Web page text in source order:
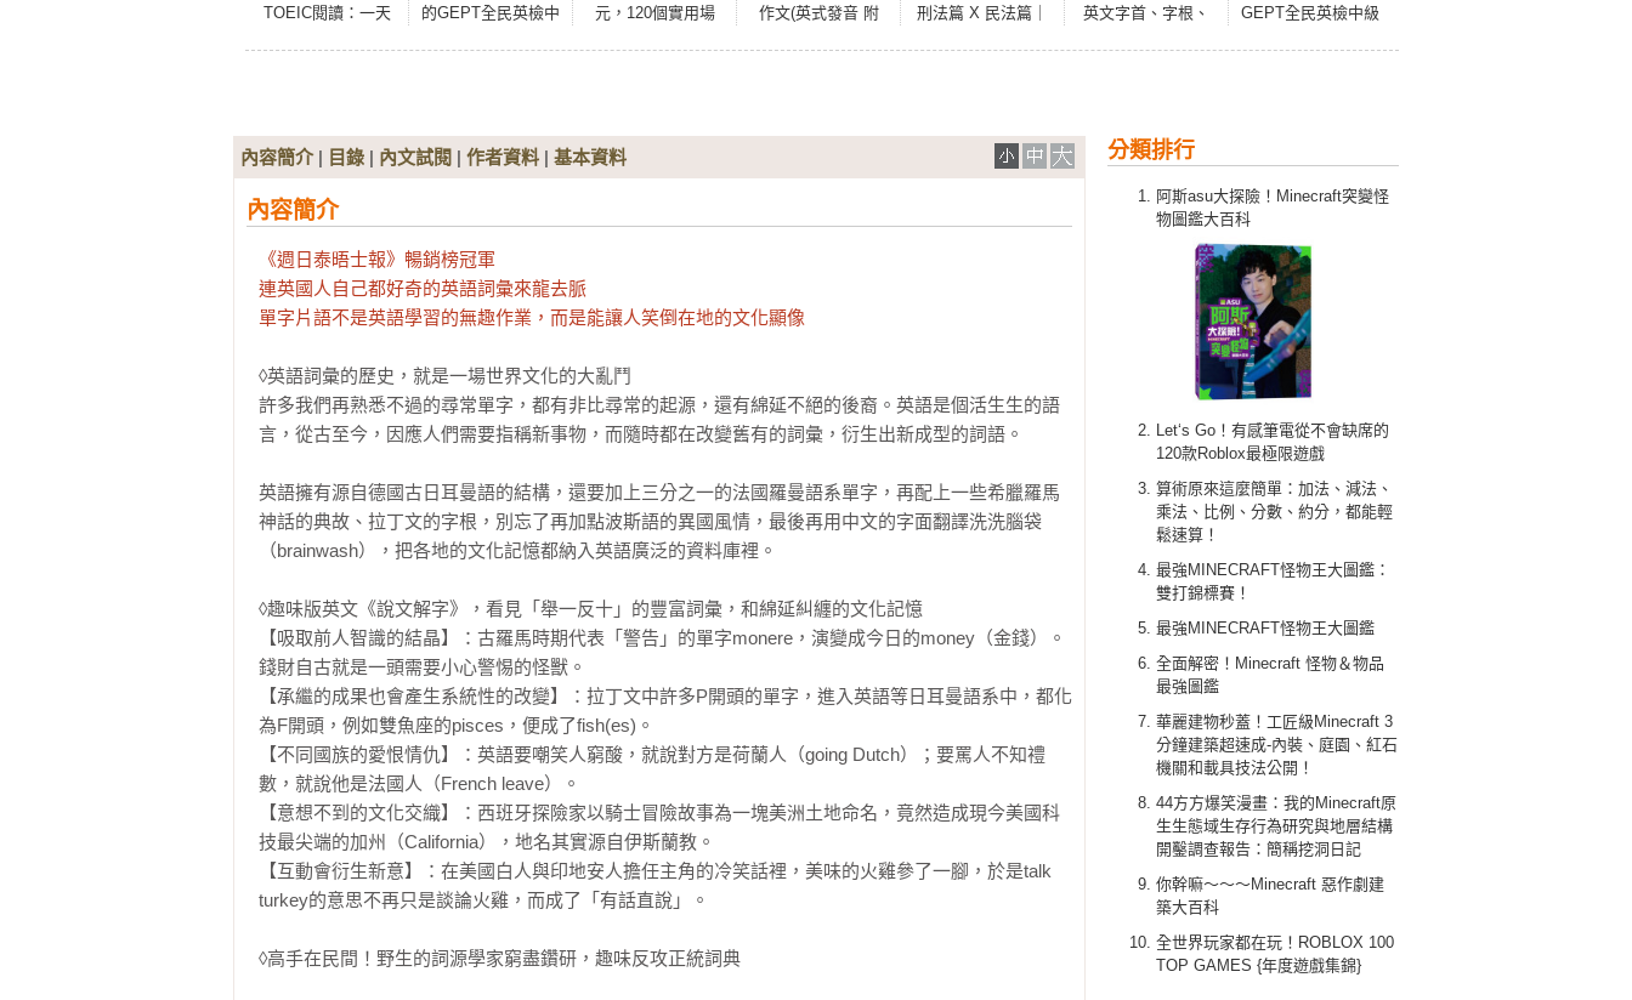
TOEIC閱讀：一天
的GEPT全民英檢中
App」內含VRP虛
擬點讀筆＋防水書
元，120個實用場
作文(英式發音 附
刑法篇 X 民法篇｜
英文字首、字根、
擬點讀筆)
GEPT全民英檢中級
分類排行
阿斯asu大探險！Minecraft突變怪
物圖鑑大百科
Let‘s Go！有感筆電從不會缺席的
120款Roblox最極限遊戲
算術原來這麼簡單：加法、減法、
乘法、比例、分數、約分，都能輕
鬆速算！
最強MINECRAFT怪物王大圖鑑：
雙打錦標賽！
最強MINECRAFT怪物王大圖鑑
全面解密！Minecraft 怪物＆物品
最強圖鑑
華麗建物秒蓋！工匠級Minecraft 3
分鐘建築超速成-內裝、庭園、紅石
機關和載具技法公開！
44方方爆笑漫畫：我的Minecraft原
生生態域生存行為研究與地層結構
開鑿調查報告：簡稱挖洞日記
你幹嘛～～～Minecraft 惡作劇建
築大百科
全世界玩家都在玩！ROBLOX 100
TOP GAMES {年度遊戲集錦}
內容簡介| 目錄 | 內文試閱 | 作者資料 | 基本資料
內容簡介
《週日泰晤士報》暢銷榜冠軍
連英國人自己都好奇的英語詞彙來龍去脈
單字片語不是英語學習的無趣作業，而是能讓人笑倒在地的文化顯像
◊英語詞彙的歷史，就是一場世界文化的大亂鬥
許多我們再熟悉不過的尋常單字，都有非比尋常的起源，還有綿延不絕的後裔。英語是個活生生的語
言，從古至今，因應人們需要指稱新事物，而隨時都在改變舊有的詞彙，衍生出新成型的詞語。
英語擁有源自德國古日耳曼語的結構，還要加上三分之一的法國羅曼語系單字，再配上一些希臘羅馬
神話的典故、拉丁文的字根，別忘了再加點波斯語的異國風情，最後再用中文的字面翻譯洗洗腦袋
（brainwash），把各地的文化記憶都納入英語廣泛的資料庫裡。
◊趣味版英文《說文解字》，看見「舉一反十」的豐富詞彙，和綿延糾纏的文化記憶
【吸取前人智識的結晶】：古羅馬時期代表「警告」的單字monere，演變成今日的money（金錢）。
錢財自古就是一頭需要小心警惕的怪獸。
【承繼的成果也會產生系統性的改變】：拉丁文中許多P開頭的單字，進入英語等日耳曼語系中，都化
為F開頭，例如雙魚座的pisces，便成了fish(es)。
【不同國族的愛恨情仇】：英語要嘲笑人窮酸，就說對方是荷蘭人（going Dutch）；要罵人不知禮
數，就說他是法國人（French leave）。
【意想不到的文化交織】：西班牙探險家以騎士冒險故事為一塊美洲土地命名，竟然造成現今美國科
技最尖端的加州（California），地名其實源自伊斯蘭教。
【互動會衍生新意】：在美國白人與印地安人擔任主角的冷笑話裡，美味的火雞參了一腳，於是talk
turkey的意思不再只是談論火雞，而成了「有話直說」。
◊高手在民間！野生的詞源學家窮盡鑽研，趣味反攻正統詞典